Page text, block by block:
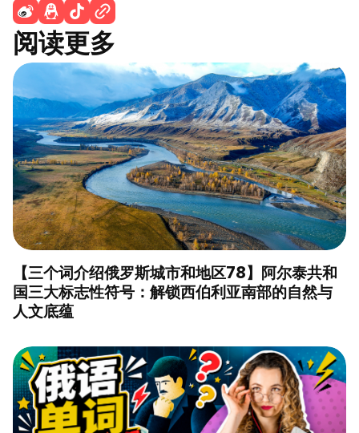
阅读更多
【三个词介绍俄罗斯城市和地区78】阿尔泰共和
国三大标志性符号：解锁西伯利亚南部的自然与
人文底蕴